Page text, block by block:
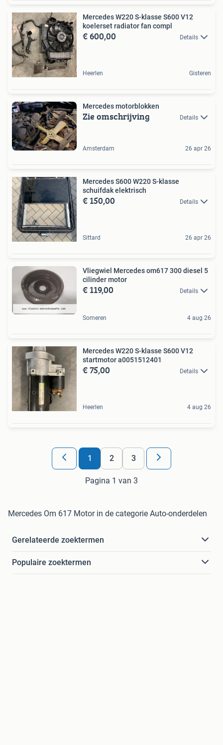
Mercedes W220 S-klasse S600 V12
koelerset radiator fan compl
€ 600,00 Details
Heerlen Gisteren
Mercedes motorblokken
Zie omschrijving Details
Amsterdam 26 apr 26
Mercedes S600 W220 S-klasse
schuifdak elektrisch
€ 150,00 Details
Sittard 26 apr 26
Vliegwiel Mercedes om617 300 diesel 5
cilinder motor
€ 119,00 Details
Someren 4 aug 26
Mercedes W220 S-klasse S600 V12
startmotor a0051512401
€ 75,00 Details
Heerlen 4 aug 26
1 2 3
Pagina 1 van 3
Mercedes Om 617 Motor in de categorie Auto-onderdelen
Gerelateerde zoektermen
Populaire zoektermen